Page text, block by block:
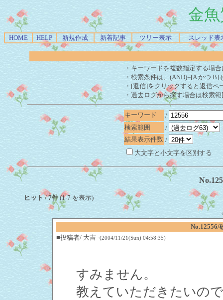
金
HOME HELP 新規作成 新着記事 ツリー表示 スレッド表
・キーワードを複数指定する場
・検索条件は、(AND)=[A かつ
・[返信]をクリックすると返信
・過去ログから探す場合は検索
キーワード
/
検索範囲
/
結果表示件数 /
大文字と小文字を区別する
ヒット / 7件 (1-7 を表示)
No.12556/
■投稿者/ 大吉 -(2004/11/21(Sun) 04:58:35)
すみません。
教えていただきたいの